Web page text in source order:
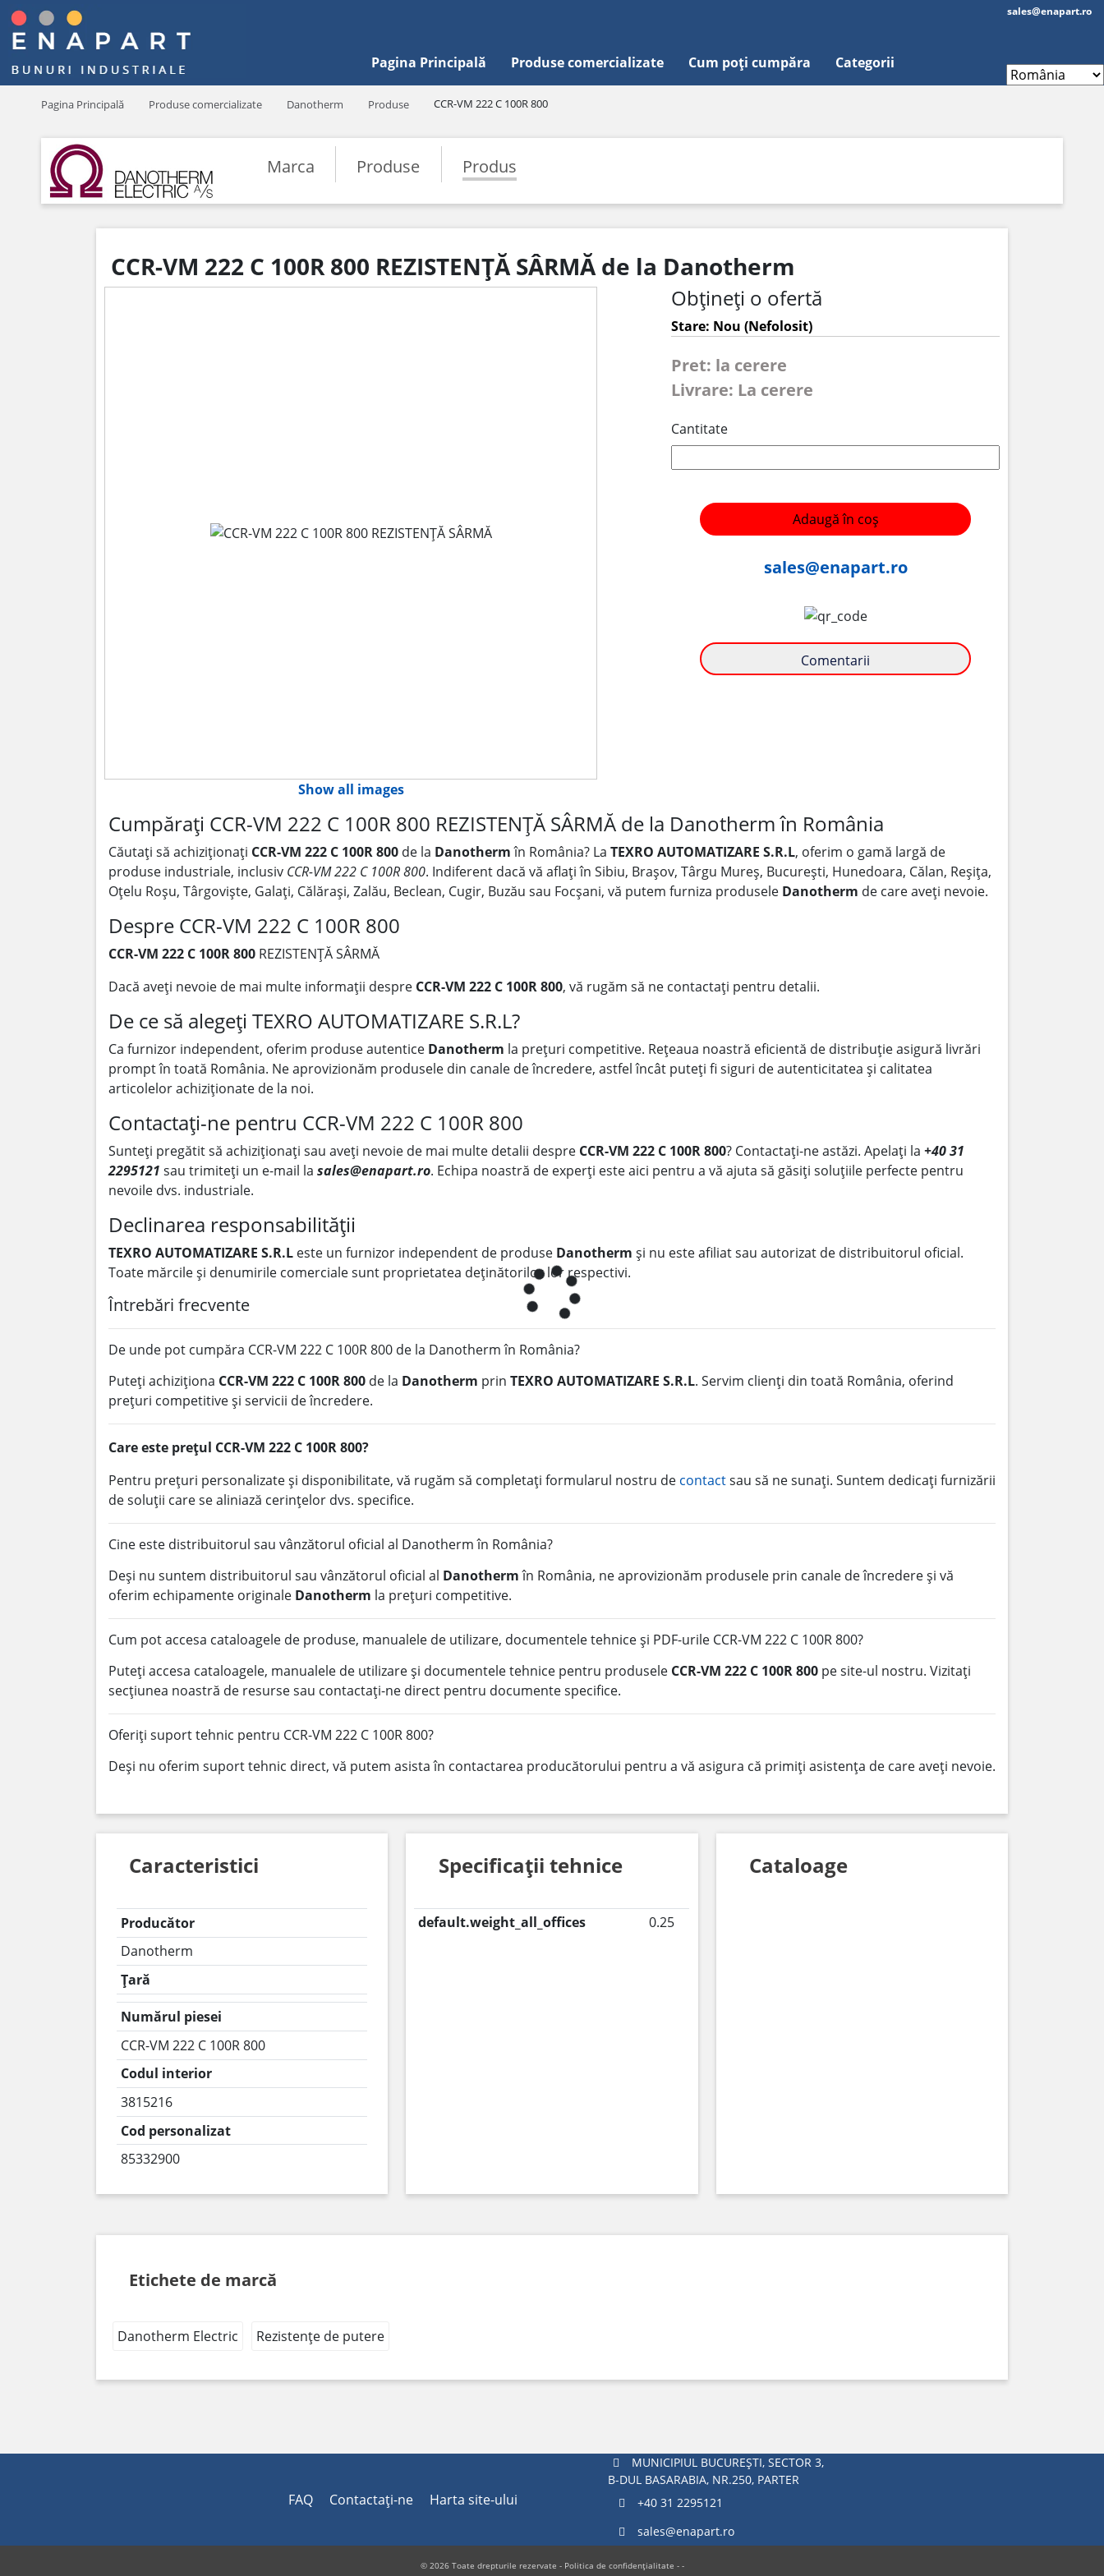
Pagina Principală Produse comercializate Cum poți cumpăra Categorii
sales@enapart.ro
Pagina Principală Produse comercializate Danotherm Produse CCR-VM 222 C 100R 800
Marca Produse Produs
CCR-VM 222 C 100R 800 REZISTENȚĂ SÂRMĂ de la Danotherm
Show all images
Obțineți o ofertă
Stare: Nou (Nefolosit)
Pret: la cerere
Livrare: La cerere
Cantitate
Adaugă în coș
sales@enapart.ro
Comentarii
Cumpărați CCR-VM 222 C 100R 800 REZISTENȚĂ SÂRMĂ de la Danotherm în România
Căutați să achiziționați CCR-VM 222 C 100R 800 de la Danothermîn România? La TEXRO AUTOMATIZARE S.R.L, oferim o gamă largă de
produse industriale, inclusiv CCR-VM 222 C 100R 800. Indiferent dacă vă aflați în Sibiu, Brașov, Târgu Mureș, București, Hunedoara, Călan, Reșița,
Oțelu Roșu, Târgoviște, Galați, Călărași, Zalău, Beclean, Cugir, Buzău sau Focșani, vă putem furniza produsele Danotherm de care aveți nevoie.
Despre CCR-VM 222 C 100R 800
CCR-VM 222 C 100R 800 REZISTENȚĂ SÂRMĂ
Dacă aveți nevoie de mai multe informații despre CCR-VM 222 C 100R 800, vă rugăm să ne contactați pentru detalii.
De ce să alegeți TEXRO AUTOMATIZARE S.R.L?
Ca furnizor independent, oferim produse autentice Danotherm la prețuri competitive. Rețeaua noastră eficientă de distribuție asigură livrări
prompt în toată România. Ne aprovizionăm produsele din canale de încredere, astfel încât puteți fi siguri de autenticitatea și calitatea
articolelor achiziționate de la noi.
Contactați-ne pentru CCR-VM 222 C 100R 800
Sunteți pregătit să achiziționați sau aveți nevoie de mai multe detalii despre CCR-VM 222 C 100R 800? Contactați-ne astăzi. Apelați la +40 31
2295121 sau trimiteți un e-mail la sales@enapart.ro. Echipa noastră de experți este aici pentru a vă ajuta să găsiți soluțiile perfecte pentru
nevoile dvs. industriale.
Declinarea responsabilității
TEXRO AUTOMATIZARE S.R.L este un furnizor independent de produse Danotherm și nu este afiliat sau autorizat de distribuitorul oficial.
Toate mărcile și denumirile comerciale sunt proprietatea deținătorilor lor respectivi.
Întrebări frecvente
De unde pot cumpăra CCR-VM 222 C 100R 800 de la Danotherm în România?
Puteți achiziționa CCR-VM 222 C 100R 800 de la Danotherm prin TEXRO AUTOMATIZARE S.R.L. Servim clienți din toată România, oferind
prețuri competitive și servicii de încredere.
Care este prețul CCR-VM 222 C 100R 800?
Pentru prețuri personalizate și disponibilitate, vă rugăm să completați formularul nostru de contactsau să ne sunați. Suntem dedicați furnizării
de soluții care se aliniază cerințelor dvs. specifice.
Cine este distribuitorul sau vânzătorul oficial al Danotherm în România?
Deși nu suntem distribuitorul sau vânzătorul oficial al Danothermîn România, ne aprovizionăm produsele prin canale de încredere și vă
oferim echipamente originale Danotherm la prețuri competitive.
Cum pot accesa cataloagele de produse, manualele de utilizare, documentele tehnice și PDF-urile CCR-VM 222 C 100R 800?
Puteți accesa cataloagele, manualele de utilizare și documentele tehnice pentru produsele CCR-VM 222 C 100R 800 pe site-ul nostru. Vizitați
secțiunea noastră de resurse sau contactați-ne direct pentru documente specifice.
Oferiți suport tehnic pentru CCR-VM 222 C 100R 800?
Deși nu oferim suport tehnic direct, vă putem asista în contactarea producătorului pentru a vă asigura că primiți asistența de care aveți nevoie.
Caracteristici
Producător
Danotherm
Țară
Numărul piesei
CCR-VM 222 C 100R 800
Codul interior
3815216
Cod personalizat
85332900
Specificații tehnice
default.weight_all_offices 0.25
Cataloage
Etichete de marcă
Danotherm Electric Rezistențe de putere
FAQ Contactaţi-ne Harta site-ului
MUNICIPIUL BUCUREŞTI, SECTOR 3,
B-DUL BASARABIA, NR.250, PARTER
+40 31 2295121
sales@enapart.ro
© 2026 Toate drepturile rezervate - Politica de confidențialitate - -